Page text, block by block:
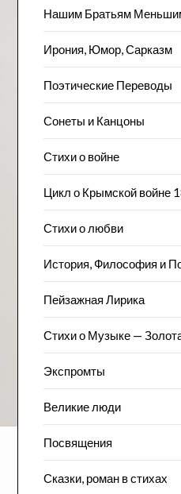
Нашим Братьям
Ирония, Юмор, Сарказм
Поэтические Переводы
Сонеты и Канцоны
Стихи о войне
Цикл о Крымской войне
Стихи о любви
История, Философия и
Пейзажна​я Лирика
Стихи о Музыке —
Экспромты
Великие люди
Посвящения
Сказки, роман в стихах